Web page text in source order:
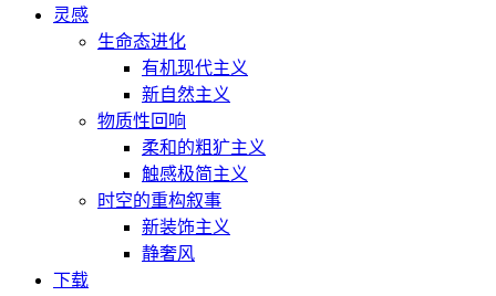
灵感
生命态进化
有机现代主义
新自然主义
物质性回响
柔和的粗犷主义
触感极简主义
时空的重构叙事
新装饰主义
静奢风
下载